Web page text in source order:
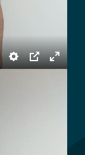
Settings
PIP
Enter